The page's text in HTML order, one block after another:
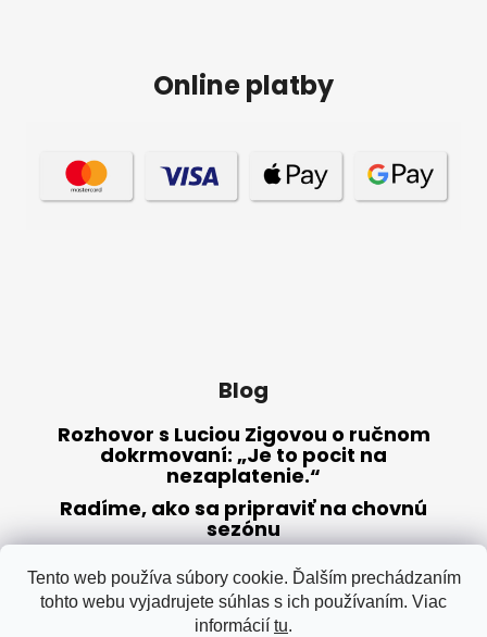
Tento web používa súbory cookie. Ďalším prechádzaním
tohto webu vyjadrujete súhlas s ich používaním. Viac
informácií tu.
Online platby
Blog
Rozhovor s Luciou Zigovou o ručnom
dokrmovaní: „Je to pocit na
nezaplatenie.“
Radíme, ako sa pripraviť na chovnú
sezónu
Sušené múčne červy – výživné krmivo
(nielen) pre papagáje
ARCHÍV